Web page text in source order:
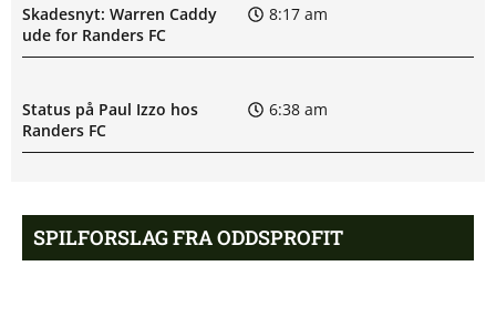
Skadesnyt: Warren Caddy
ude for Randers FC
8:17 am
Status på Paul Izzo hos
Randers FC
6:38 am
mod Brøndby IF: Optakt,
forventede opstillinger,
SPILFORSLAG FRA ODDSPROFIT